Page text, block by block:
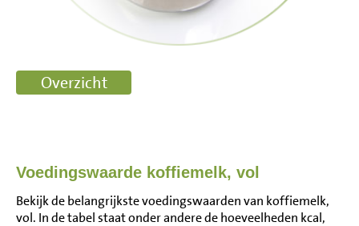
Voedingswaarde koffiemelk, vol
Bekijk de belangrijkste voedingswaarden van koffiemelk,
vol. In de tabel staat onder andere de hoeveelheden kcal,